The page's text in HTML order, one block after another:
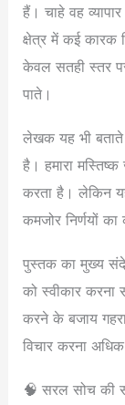
हैं। चाहे वह व्यापार
क्षेत्र में कई कारक
केवल सतही स्तर
पाते।
लेखक यह भी बताते
है। हमारा
करता है। लेकिन
कमजोर निर्णयों
पुस्तक का मुख्य
को स्वीकार करना
करने के बजाय
विचार करना अधिक
🧠 सरल सोच की